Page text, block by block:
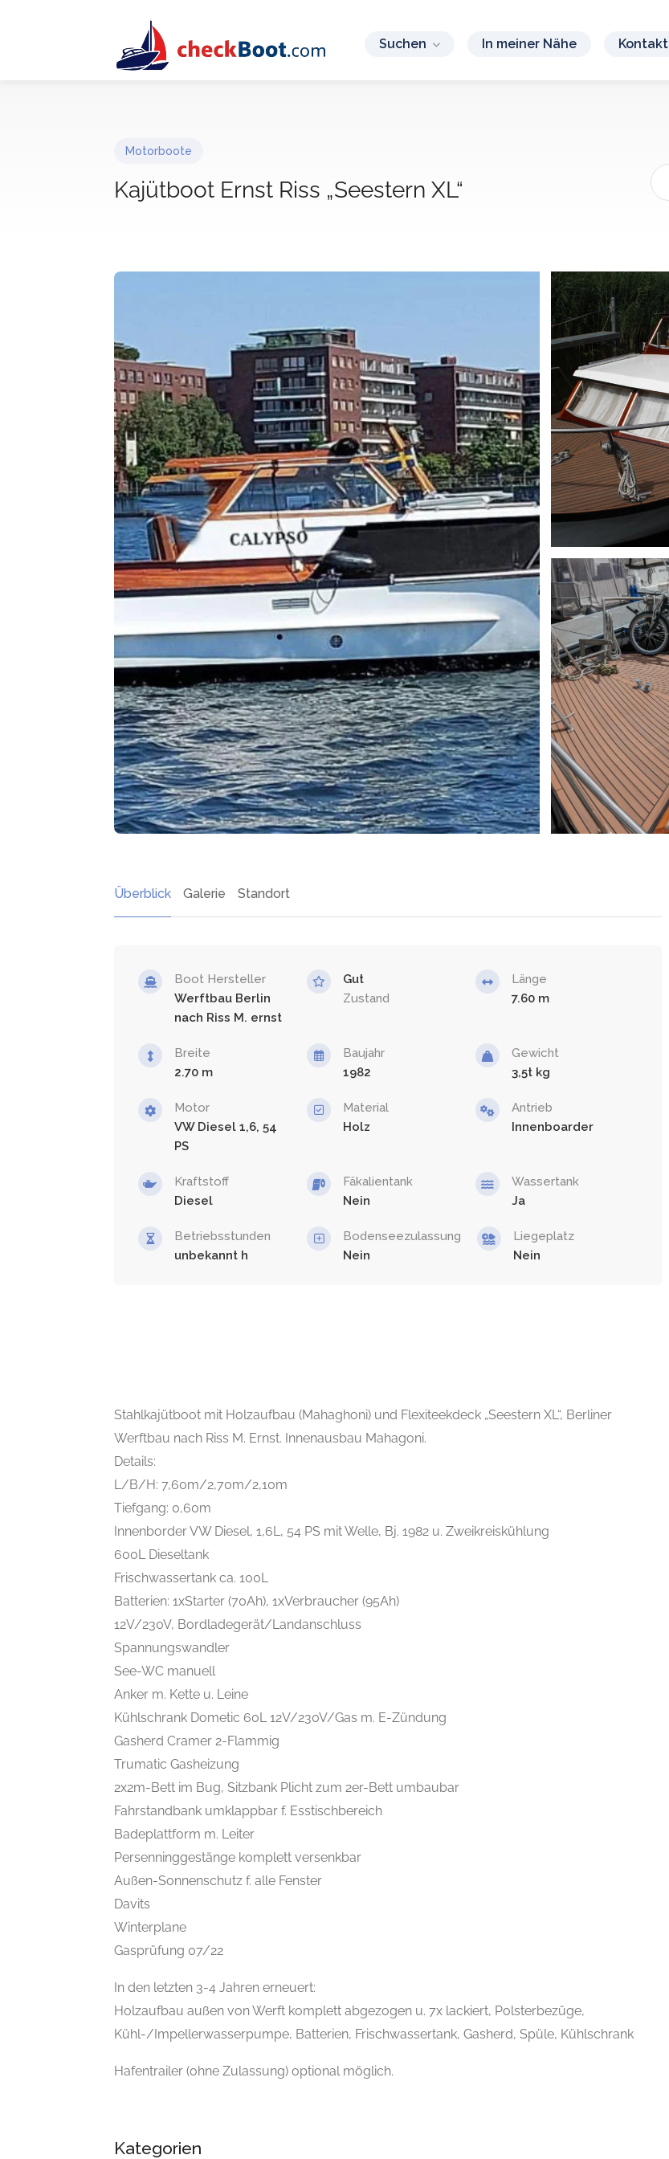
Suchen In meiner Nähe Kontakt
Motorboote
Kajütboot Ernst Riss „Seestern XL“
Überblick Galerie Standort
Boot Hersteller
Werftbau Berlin
nach Riss M. ernst
Gut
Zustand
Länge
7.60
Breite
2.70
Baujahr
1982
Gewicht
3,5t
Motor
VW Diesel 1,6, 54
PS
Material
Holz
Antrieb
Innenboarder
Kraftstoff
Diesel
Fäkalientank
Nein
Wassertank
Ja
Betriebsstunden
unbekannt
Bodenseezulassung
Nein
Liegeplatz
Nein
Stahlkajütboot mit Holzaufbau (Mahaghoni) und Flexiteekdeck „Seestern XL“, Berliner
Werftbau nach Riss M. Ernst. Innenausbau Mahagoni.
Details:
L/B/H: 7,60m/2,70m/2,10m
Tiefgang: 0,60m
Innenborder VW Diesel, 1,6L, 54 PS mit Welle, Bj. 1982 u. Zweikreiskühlung
600L Dieseltank
Frischwassertank ca. 100L
Batterien: 1xStarter (70Ah), 1xVerbraucher (95Ah)
12V/230V, Bordladegerät/Landanschluss
Spannungswandler
See-WC manuell
Anker m. Kette u. Leine
Kühlschrank Dometic 60L 12V/230V/Gas m. E-Zündung
Gasherd Cramer 2-Flammig
Trumatic Gasheizung
2x2m-Bett im Bug, Sitzbank Plicht zum 2er-Bett umbaubar
Fahrstandbank umklappbar f. Esstischbereich
Badeplattform m. Leiter
Persenninggestänge komplett versenkbar
Außen-Sonnenschutz f. alle Fenster
Davits
Winterplane
Gasprüfung 07/22
In den letzten 3-4 Jahren erneuert:
Holzaufbau außen von Werft komplett abgezogen u. 7x lackiert, Polsterbezüge,
Kühl-/Impellerwasserpumpe, Batterien, Frischwassertank, Gasherd, Spüle, Kühlschrank
Hafentrailer (ohne Zulassung) optional möglich.
Kategorien